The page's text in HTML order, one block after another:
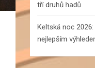
tří druhů hadů
Keltská noc
nejlepším